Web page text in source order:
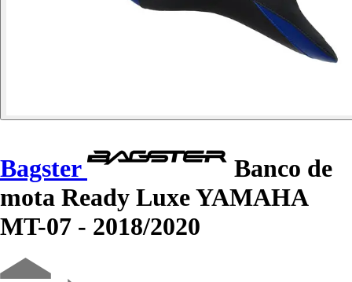
Bagster
Banco de
mota Ready Luxe YAMAHA
MT-07 - 2018/2020